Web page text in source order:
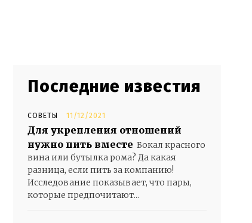
Последние известия
СОВЕТЫ 11/12/2021
Для укрепления отношений
нужно пить вместе Бокал красного
вина или бутылка рома? Да какая
разница, если пить за компанию!
Исследование показывает, что пары,
которые предпочитают...